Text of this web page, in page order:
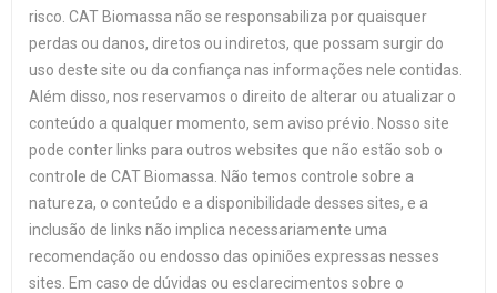
risco. CAT Biomassa não se responsabiliza por quaisquer
perdas ou danos, diretos ou indiretos, que possam surgir do
uso deste site ou da confiança nas informações nele contidas.
Além disso, nos reservamos o direito de alterar ou atualizar o
conteúdo a qualquer momento, sem aviso prévio. Nosso site
pode conter links para outros websites que não estão sob o
controle de CAT Biomassa. Não temos controle sobre a
natureza, o conteúdo e a disponibilidade desses sites, e a
inclusão de links não implica necessariamente uma
recomendação ou endosso das opiniões expressas nesses
sites. Em caso de dúvidas ou esclarecimentos sobre o